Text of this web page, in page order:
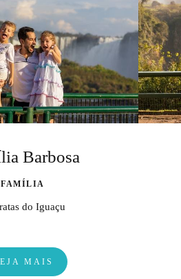
Barbosa
FAMÍLIA
do Iguaçu
MAIS